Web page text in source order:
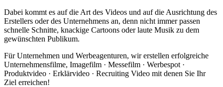
Dabei kommt es auf die Art des Videos und auf die Ausrichtung des
Erstellers oder des Unternehmens an, denn nicht immer passen
schnelle Schnitte, knackige Cartoons oder laute Musik zu dem
gewünschten Publikum.
Für Unternehmen und Werbeagenturen, wir erstellen erfolgreiche
Unternehmensfilme, Imagefilm · Messefilm · Werbespot ·
Produktvideo · Erklärvideo · Recruiting Video mit denen Sie Ihr
Ziel erreichen!